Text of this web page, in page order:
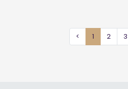
< 1 2 3